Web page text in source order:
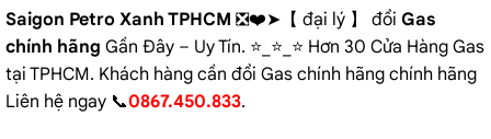
Saigon Petro Xanh TPHCM ❎❤️➤【 đại lý 】 đổi Gas
chính hãng Gần Đây – Uy Tín. ⭐_⭐_⭐ Hơn 30 Cửa Hàng Gas
tại TPHCM. Khách hàng cần đổi Gas chính hãng chính hãng
Liên hệ ngay 📞0867.450.833.